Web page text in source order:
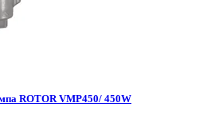
ROTOR VMP450/ 450W